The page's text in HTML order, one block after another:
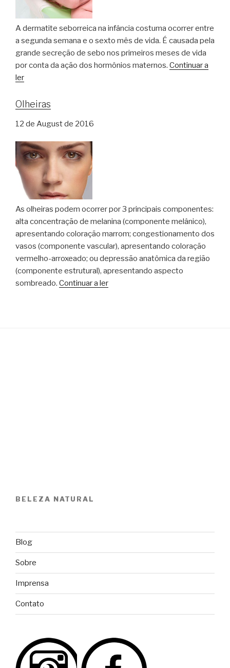
A dermatite seborreica na infância costuma ocorrer entre
a segunda semana e o sexto mês de vida. É causada pela
grande secreção de sebo nos primeiros meses de vida
por conta da ação dos hormônios maternos. Continuar a
ler
Olheiras
12 de August de 2016
As olheiras podem ocorrer por 3 principais componentes:
alta concentração de melanina (componente melânico),
apresentando coloração marrom; congestionamento dos
vasos (componente vascular), apresentando coloração
vermelho-arroxeado; ou depressão anatômica da região
(componente estrutural), apresentando aspecto
sombreado. Continuar a ler
BELEZA NATURAL
Blog
Sobre
Imprensa
Contato